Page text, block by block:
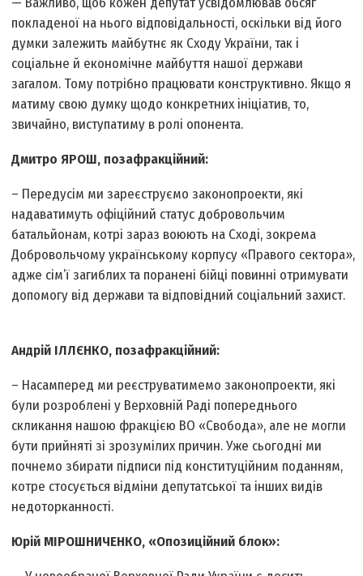
покладеної на нього відповідальності, оскільки від його
думки залежить майбутнє як Сходу України, так і
соціальне й економічне майбуття нашої держави
загалом. Тому потрібно працювати конструктивно. Якщо я
матиму свою думку щодо конкретних ініціатив, то,
звичайно, виступатиму в ролі опонента.
Дмитро ЯРОШ, позафракційний:
– Передусім ми зареєструємо законопроекти, які
надаватимуть офіційний статус добровольчим
батальйонам, котрі зараз воюють на Сході, зокрема
Добровольчому українському корпусу «Правого сектора»,
адже сім’ї загиблих та поранені бійці повинні отримувати
допомогу від держави та відповідний соціальний захист.
Андрій ІЛЛЄНКО, позафракційний:
– Насамперед ми реєструватимемо законопроекти, які
були розроблені у Верховній Раді поперед­нього
скликання нашою фракцією ВО «Свобода», але не могли
бути прийняті зі зрозумілих причин. Уже сьогодні ми
почнемо збирати підписи під конституційним поданням,
котре стосується відміни депутатської та інших видів
недоторканності.
Юрій МІРОШНИЧЕНКО, «Опозиційний блок»: